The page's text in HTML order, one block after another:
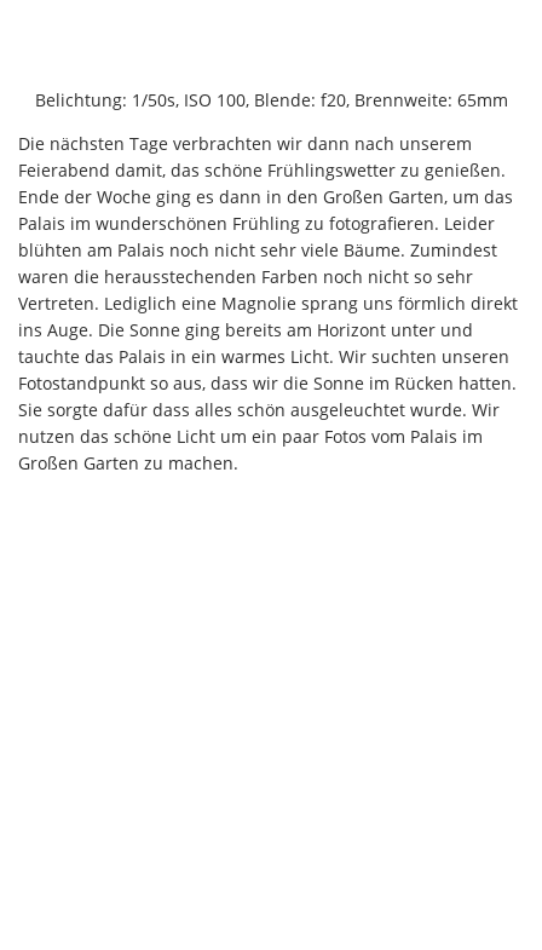
Belichtung: 1/50s, ISO 100, Blende: f20, Brennweite: 65mm
Die nächsten Tage verbrachten wir dann nach unserem
Feierabend damit, das schöne Frühlingswetter zu genießen.
Ende der Woche ging es dann in den Großen Garten, um das
Palais im wunderschönen Frühling zu fotografieren. Leider
blühten am Palais noch nicht sehr viele Bäume. Zumindest
waren die herausstechenden Farben noch nicht so sehr
Vertreten. Lediglich eine Magnolie sprang uns förmlich direkt
ins Auge. Die Sonne ging bereits am Horizont unter und
tauchte das Palais in ein warmes Licht. Wir suchten unseren
Fotostandpunkt so aus, dass wir die Sonne im Rücken hatten.
Sie sorgte dafür dass alles schön ausgeleuchtet wurde. Wir
nutzen das schöne Licht um ein paar Fotos vom Palais im
Großen Garten zu machen.